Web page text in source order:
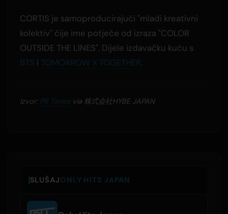
CORTIS je samoproducirajući "mladi kreativni
kolektiv" čije ime potječe od izraza "COLOR
OUTSIDE THE LINES". Dijele izdavačku kuću s
BTS i TOMORROW X TOGETHER.
Izvor: PR Timesvia 株式会社HYBE JAPAN
SLUŠAJONLY HITS JAPAN